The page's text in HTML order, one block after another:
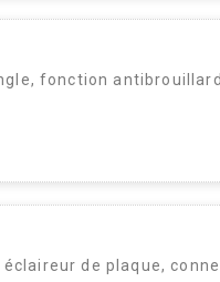
fonction
de plaque,